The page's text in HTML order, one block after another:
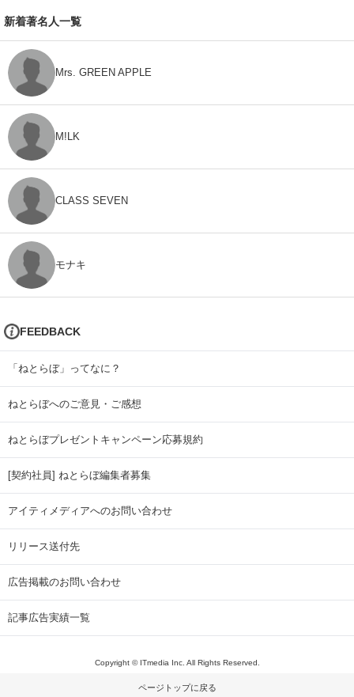
新着著名人一覧
Mrs. GREEN APPLE
M!LK
CLASS SEVEN
モナキ
FEEDBACK
「ねとらぼ」ってなに？
ねとらぼへのご意見・ご感想
ねとらぼプレゼントキャンペーン応募規約
[契約社員] ねとらぼ編集者募集
アイティメディアへのお問い合わせ
リリース送付先
広告掲載のお問い合わせ
記事広告実績一覧
Copyright © ITmedia Inc. All Rights Reserved.
ページトップに戻る